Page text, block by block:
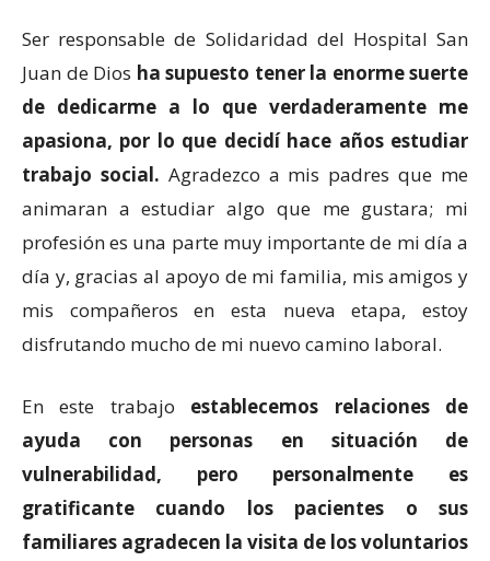
Ser responsable de Solidaridad del Hospital San
Juan de Dios ha supuesto tener la enorme suerte
de dedicarme a lo que verdaderamente me
apasiona, por lo que decidí hace años estudiar
trabajo social. Agradezco a mis padres que me
animaran a estudiar algo que me gustara; mi
profesión es una parte muy importante de mi día a
día y, gracias al apoyo de mi familia, mis amigos y
mis compañeros en esta nueva etapa, estoy
disfrutando mucho de mi nuevo camino laboral.
En este trabajo establecemos relaciones de
ayuda con personas en situación de
vulnerabilidad, pero personalmente es
gratificante cuando los pacientes o sus
familiares agradecen la visita de los voluntarios